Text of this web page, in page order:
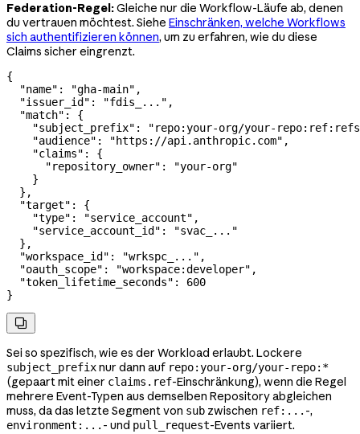
Federation-Regel:Gleiche nur die Workflow-Läufe ab, denen
du vertrauen möchtest. Siehe Einschränken, welche Workflows
sich authentifizieren können, um zu erfahren, wie du diese
Claims sicher eingrenzt.
{
  "name"
: "gha-main" ,
  "issuer_id"
: "fdis_..." ,
  "match"
: {
    "subject_prefix"
:
"repo:your-org/your-
    "audience"
: "https://api.anthropic.com" ,
    "claims"
: {
      "repository_owner"
:
"your-org"
    }
  },
  "target"
: {
    "type"
: "service_account" ,
    "service_account_id"
:
"svac_..."
  },
  "workspace_id"
: "wrkspc_..." ,
  "oauth_scope"
: "workspace:developer" ,
  "token_lifetime_seconds"
: 600
}

Sei so spezifisch, wie es der Workload erlaubt. Lockere
subject_prefixnur dann auf repo:your-org/your-repo:*
(gepaart mit einer claims.ref-Einschränkung), wenn die Regel
mehrere Event-Typen aus demselben Repository abgleichen
muss, da das letzte Segment von sub zwischen ref:... -,
environment:... - und pull_request-Events variiert.